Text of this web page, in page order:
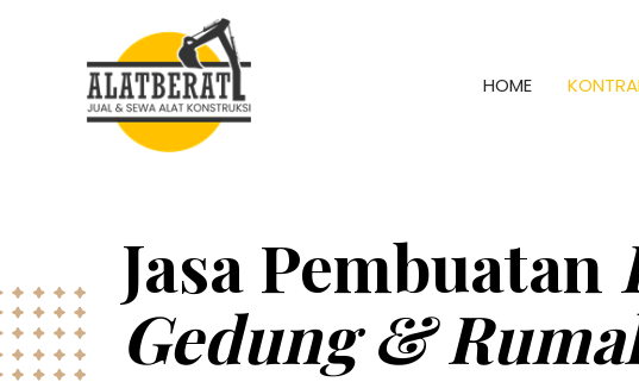
HOME
Jasa Pembuatan
Gedung &